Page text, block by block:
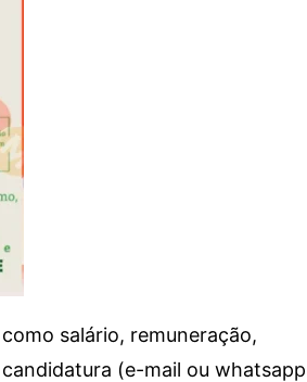
salário, remuneração,
(e-mail ou whatsapp